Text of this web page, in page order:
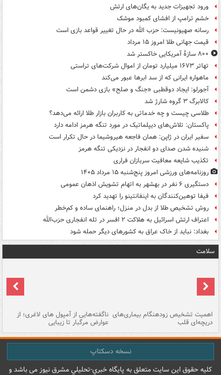
ورود تجهیزات جدید به یگان‌های ارتش
خشم ترامپ از افشای کمبود موشک
رسانه صهیونیست: حزب الله در حال تغییر قواعد بازی است
قیمت جهانی طلا امروز ۱۵ مرداد
۸۰۰ سازۀ آمریکایی خاکستر شد
تهاتر ۱۶۷۳ میلیارد تومان از اموال شرکت‌های تراستی
ماهواره ایرانی که از سد ابرها عبور می‌کند
آجورلو: ایجاد دوقطبی «جنگ و صلح‌» بازی دشمن است
کالابرگ ۳ گروه شارژ شد
طلاسی چیست و چه خدماتی به کاربران بازار طلا ارائه می‌دهد؟
پاکستان: تلاش‌های دیپلماتیک در مورد تنگه هرمز ادامه دارد
سفیر ایران در ژاپن: همان فاجعه هیروشیما در حال تکرار است
شنیده شدن صدای دو انفجار در نزدیکی تنگه هرمز
تکذیب شایعه معافیت سربازان فراری
روزنامه‌های ورزشی امروز پنج‌شنبه ۱۵ مرداد ۱۴۰۵
دستگیری ۶ نفر در بهشهر به اتهام تشویش اذهان عمومی
فیفا توهین‌کنندگان به اینفانتینو را تهدید کرد
روش تشخیص طلا از بدل در منزل؛ راهنمای ساده و کم‌خطر
اعتراف ارتش اسرائیل به هلاکت ۲ افسر در تله انفجاری حزب‌الله
بغداد: نباید از خاک عراق به کشورهای دیگر حمله شود
سلامت
اهمیت تشخیص زودهنگام بیماری‌های
دریچه‌ای قلب
ناگفته‌هایی از آمپول های لاغری؛ از
عوارض مرگبار تا زیبایی
نسخه دسکتاپ
کليه حقوق اين سايت متعلق به پایگاه خبري-تحليلي مشرق نيوز می باشد و